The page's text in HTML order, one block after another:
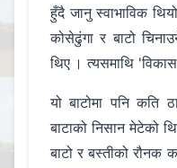
हुँदै जानु स्वाभाविक
कोसेढुंगा र बाटो
थिए । त्यसमाथि
यो बाटोमा पनि कति
बाटाको निसान मेटेको
बाटो र बस्तीको रौनक